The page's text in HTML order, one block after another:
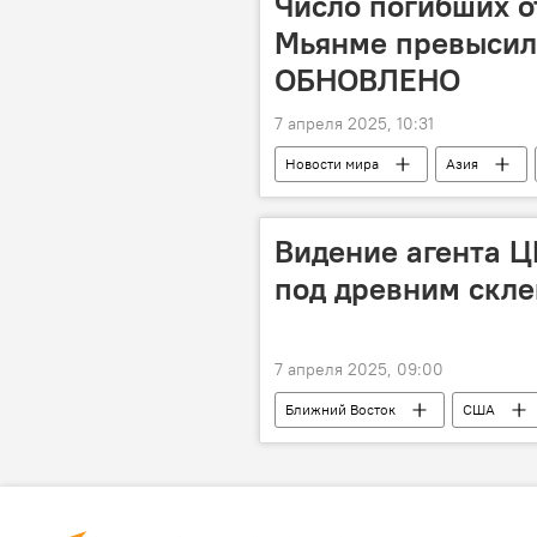
Мьянме
ОБНОВЛЕНО
7 апреля 2025, 10:31
Новости мира Азия
Мечеть
Таиланд
Спасатели
Видение агента
под древним
7 апреля 2025, 09:00
Ближний Восток США